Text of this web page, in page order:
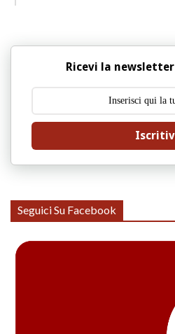
Ricevi la newsletter
Seguici Su Facebook